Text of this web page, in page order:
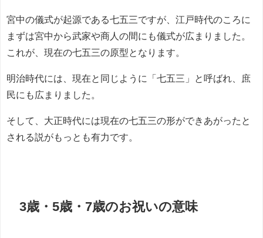
宮中の儀式が起源である七五三ですが、江戸時代のころに
まずは宮中から武家や商人の間にも儀式が広まりました。
これが、現在の七五三の原型となります。
明治時代には、現在と同じように「七五三」と呼ばれ、庶
民にも広まりました。
そして、大正時代には現在の七五三の形ができあがったと
される説がもっとも有力です。
3歳・5歳・7歳のお祝いの意味